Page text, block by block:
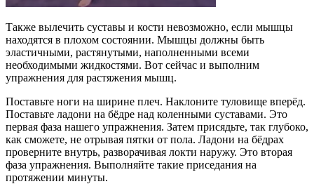
Также вылечить суставы и кости невозможно, если мышцы
находятся в плохом состоянии. Мышцы должны быть
эластичными, растянутыми, наполненными всеми
необходимыми жидкостями. Вот сейчас и выполним
упражнения для растяжения мышц.
Поставьте ноги на ширине плеч. Наклоните туловище вперёд.
Поставьте ладони на бёдре над коленными суставами. Это
первая фаза нашего упражнения. Затем присядьте, так глубоко,
как сможете, не отрывая пятки от пола. Ладони на бёдрах
проверните внутрь, разворачивая локти наружу. Это вторая
фаза упражнения. Выполняйте такие приседания на
протяжении минуты.